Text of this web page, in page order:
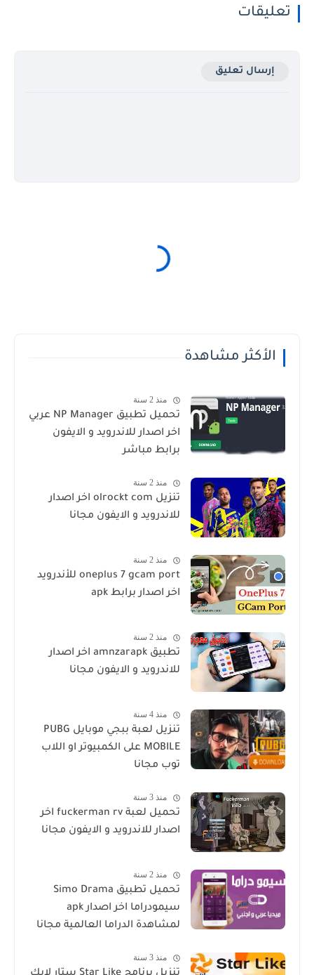
تعليقات
إرسال تعليق
الأكثر مشاهدة
منذ 2 سنة
تحميل تطبيق NP Manager عربي
اخر اصدار للاندرويد و الايفون
برابط مباشر
منذ 2 سنة
تنزيل olrockt com اخر اصدار
للاندرويد و الايفون مجانا
منذ 2 سنة
oneplus 7 gcam port للأندرويد
اخر اصدار برابط apk
منذ 2 سنة
تطبيق amnzarapk اخر اصدار
للاندرويد و الايفون مجانا
منذ 4 سنة
تنزيل لعبة ببجي موبايل PUBG
MOBILE على الكمبيوتر او اللاب
توب مجانا
منذ 3 سنة
تحميل لعبة fuckerman rv اخر
اصدار للاندرويد و الايفون مجانا
منذ 2 سنة
تحميل تطبيق Simo Drama
سيمودراما اخر اصدار apk
لمشاهدة الدراما العالمية مجانا
منذ 3 سنة